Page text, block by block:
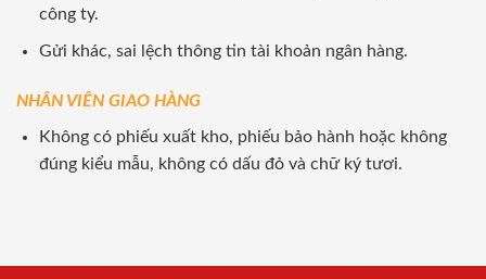
công ty.
Gửi khác, sai lệch thông tin tài khoản ngân hàng.
NHÂN VIÊN GIAO HÀNG
Không có phiếu xuất kho, phiếu bảo hành hoặc không
đúng kiểu mẫu, không có dấu đỏ và chữ ký tươi.